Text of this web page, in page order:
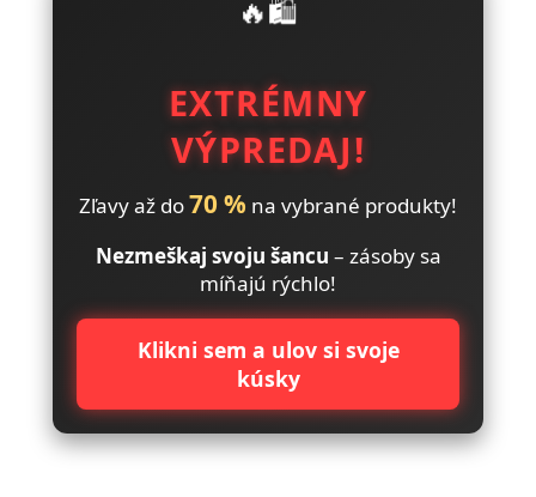
🔥🛍️
EXTRÉMNY
VÝPREDAJ!
Zľavy až do70 % na vybrané produkty!
Nezmeškaj svoju šancu – zásoby sa
míňajú rýchlo!
Klikni sem a ulov si svoje
kúsky